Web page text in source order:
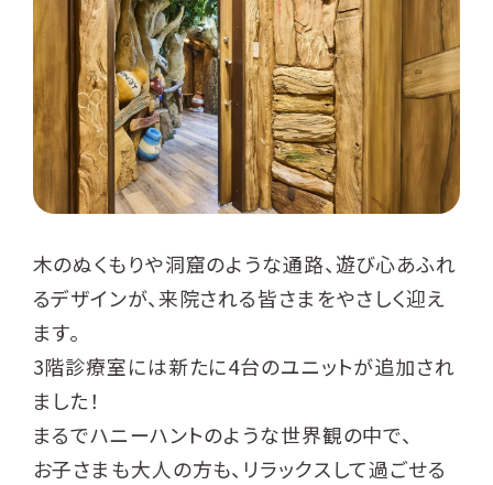
木のぬくもりや洞窟のような通路、遊び心あふれ
るデザインが、来院される皆さまをやさしく迎え
ます。
3階診療室には新たに4台のユニットが追加され
ました！
まるでハニーハントのような世界観の中で、
お子さまも大人の方も、リラックスして過ごせる